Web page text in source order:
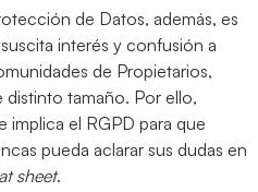
de Datos, además, es
interés y confusión a
de Propietarios,
distinto tamaño. Por ello,
implica el RGPD para que
pueda aclarar sus dudas en
sheet.